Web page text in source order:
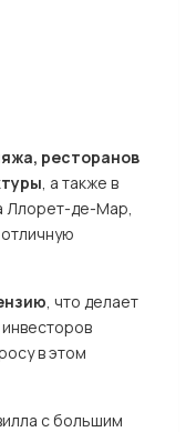
ресторанов
, а также в
Ллорет-де-Мар,
, что делает
в этом
с большим